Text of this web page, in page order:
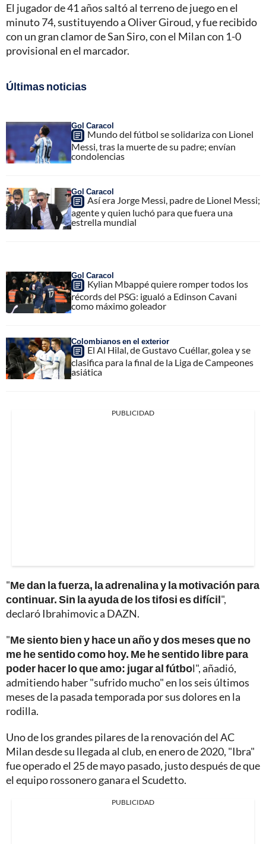
El jugador de 41 años saltó al terreno de juego en el
minuto 74, sustituyendo a Oliver Giroud, y fue recibido
con un gran clamor de San Siro, con el Milan con 1-0
provisional en el marcador.
Últimas noticias
Gol Caracol
Mundo del fútbol se solidariza con Lionel
Messi, tras la muerte de su padre; envían
condolencias
Gol Caracol
Así era Jorge Messi, padre de Lionel Messi;
agente y quien luchó para que fuera una
estrella mundial
Gol Caracol
Kylian Mbappé quiere romper todos los
récords del PSG: igualó a Edinson Cavani
como máximo goleador
Colombianos en el exterior
El Al Hilal, de Gustavo Cuéllar, golea y se
clasifica para la final de la Liga de Campeones
asiática
PUBLICIDAD
"Me dan la fuerza, la adrenalina y la motivación para
continuar. Sin la ayuda de los tifosi es difícil",
declaró Ibrahimovic a DAZN.
"Me siento bien y hace un año y dos meses que no
me he sentido como hoy. Me he sentido libre para
poder hacer lo que amo: jugar al fútbol", añadió,
admitiendo haber "sufrido mucho" en los seis últimos
meses de la pasada temporada por sus dolores en la
rodilla.
Uno de los grandes pilares de la renovación del AC
Milan desde su llegada al club, en enero de 2020, "Ibra"
fue operado el 25 de mayo pasado, justo después de que
el equipo rossonero ganara el Scudetto.
PUBLICIDAD